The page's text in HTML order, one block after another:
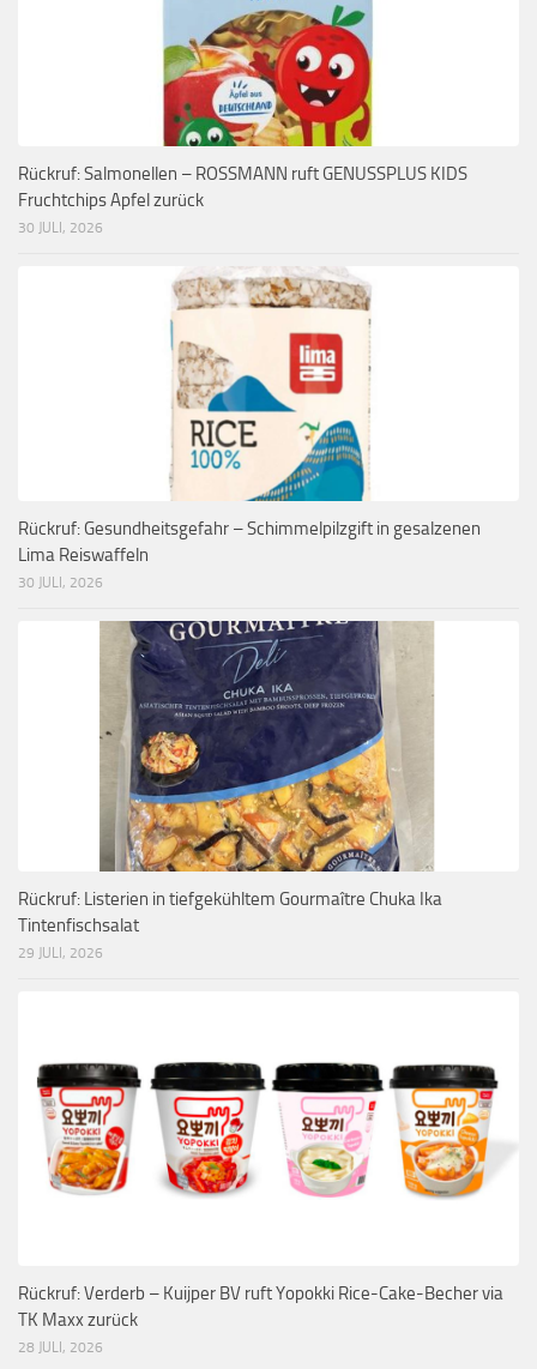
Rückruf: Salmonellen – ROSSMANN ruft GENUSSPLUS KIDS
Fruchtchips Apfel zurück
30 JULI, 2026
Rückruf: Gesundheitsgefahr – Schimmelpilzgift in gesalzenen
Lima Reiswaffeln
30 JULI, 2026
Rückruf: Listerien in tiefgekühltem Gourmaître Chuka Ika
Tintenfischsalat
29 JULI, 2026
Rückruf: Verderb – Kuijper BV ruft Yopokki Rice-Cake-Becher via
TK Maxx zurück
28 JULI, 2026